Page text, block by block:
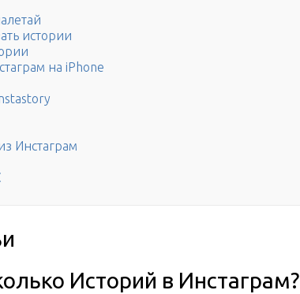
истории
на iPhone
Инстаграм
Историй в Инстаграм?